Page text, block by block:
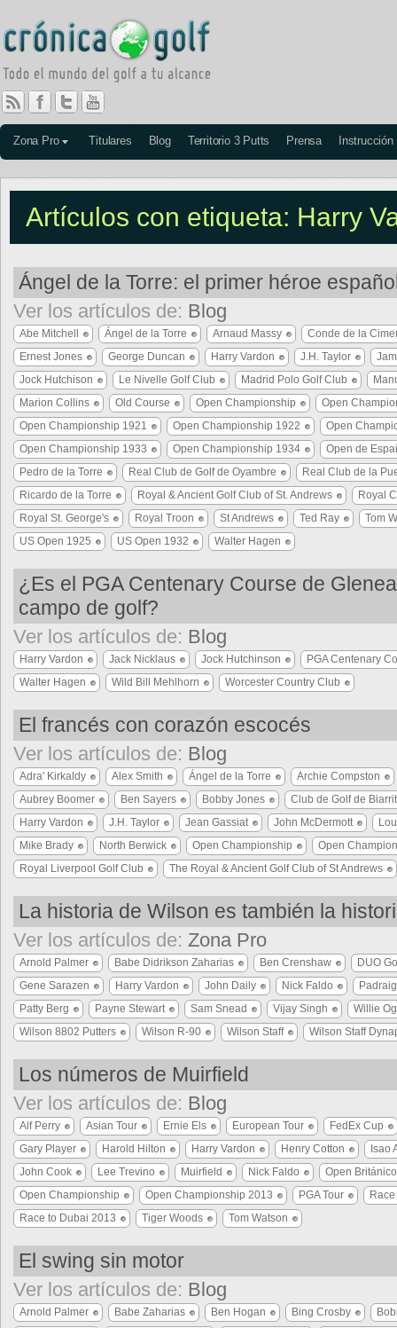
Zona Pro Titulares Blog Territorio 3 Putts Prensa Instrucción
Artículos con etiqueta: Harry
Ángel de la Torre: el primer héroe
Ver los artículos de: Blog
Abe Mitchell Ángel de la Torre Arnaud Massy
Conde de la
Ernest Jones
George Duncan Harry Vardon J.H. Taylor
Jock Hutchison
Le Nivelle Golf Club Madrid Polo Golf Club
Marion Collins
Old Course Open Championship
Open
Open Championship 1921
Open Championship 1922
Open
Open Championship 1933
Open Championship 1934
Open de
Pedro de la Torre
Real Club de Golf de Oyambre
Real Club de la
Ricardo de la Torre
Royal & Ancient Golf Club of St. Andrews
Royal
Royal St. George's
Royal Troon St Andrews Ted Ray
Tom
US Open 1925
US Open 1932 Walter Hagen
¿Es el PGA Centenary Course de
campo de golf?
Ver los artículos de: Blog
Harry Vardon Jack Nicklaus Jock Hutchinson
PGA Centenary
Walter Hagen
Wild Bill Mehlhorn Worcester Country Club
El francés con corazón escocés
Ver los artículos de: Blog
Adra' Kirkaldy Alex Smith Ángel de la Torre
Archie Compston
Aubrey Boomer
Ben Sayers Bobby Jones
Club de Golf de
Harry Vardon
J.H. Taylor Jean Gassiat John McDermott
Mike Brady
North Berwick Open Championship
Open
Royal Liverpool Golf Club
The Royal & Ancient Golf Club of St Andrews
La historia de Wilson es también la
Ver los artículos de: Zona Pro
Arnold Palmer Babe Didrikson Zaharias Ben Crenshaw
DUO
Gene Sarazen
Harry Vardon John Daily Nick Faldo
Patty Berg
Payne Stewart Sam Snead Vijay Singh
Willie
Wilson 8802 Putters
Wilson R-90 Wilson Staff Wilson Staff
Los números de Muirfield
Ver los artículos de: Blog
Alf Perry Asian Tour Ernie Els European Tour
FedEx Cup
Gary Player
Harold Hilton Harry Vardon Henry Cotton
Isao
John Cook
Lee Trevino Muirfield Nick Faldo
Open Británico
Open Championship
Open Championship 2013 PGA Tour
Race to Dubai 2013
Tiger Woods Tom Watson
El swing sin motor
Ver los artículos de: Blog
Arnold Palmer Babe Zaharias Ben Hogan Bing Crosby